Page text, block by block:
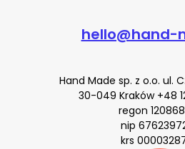
hello@hand-
Hand Made sp. z o.o. ul.
30-049 Kraków +48
regon
nip
krs